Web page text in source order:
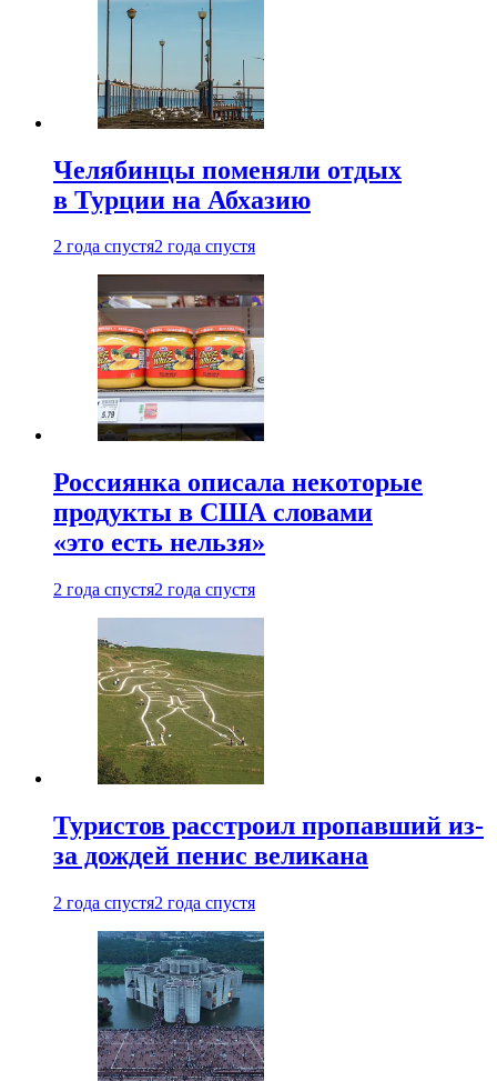
Челябинцы поменяли отдых
в Турции на Абхазию
2 года спустя2 года спустя
Россиянка описала некоторые
продукты в США словами
«это есть нельзя»
2 года спустя2 года спустя
Туристов расстроил пропавший из-
за дождей пенис великана
2 года спустя2 года спустя